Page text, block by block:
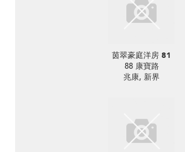
茵翠豪庭洋房 81
88 康寶路
兆康, 新界